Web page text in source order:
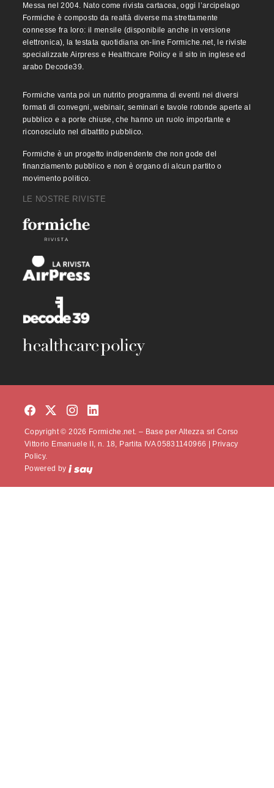
Messa nel 2004. Nato come rivista cartacea, oggi l’arcipelago
Formiche è composto da realtà diverse ma strettamente
connesse fra loro: il mensile (disponibile anche in versione
elettronica), la testata quotidiana on-line Formiche.net, le riviste
specializzate Airpress e Healthcare Policy e il sito in inglese ed
arabo Decode39.
Formiche vanta poi un nutrito programma di eventi nei diversi
formati di convegni, webinair, seminari e tavole rotonde aperte al
pubblico e a porte chiuse, che hanno un ruolo importante e
riconosciuto nel dibattito pubblico.
Formiche è un progetto indipendente che non gode del
finanziamento pubblico e non è organo di alcun partito o
movimento politico.
LE NOSTRE RIVISTE
Copyright © 2026 Formiche.net. – Base per Altezza srl Corso
Vittorio Emanuele II, n. 18, Partita IVA 05831140966 |
Privacy
Policy.
Powered by